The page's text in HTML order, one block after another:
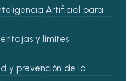
Artificial para
y límites
y prevención de la